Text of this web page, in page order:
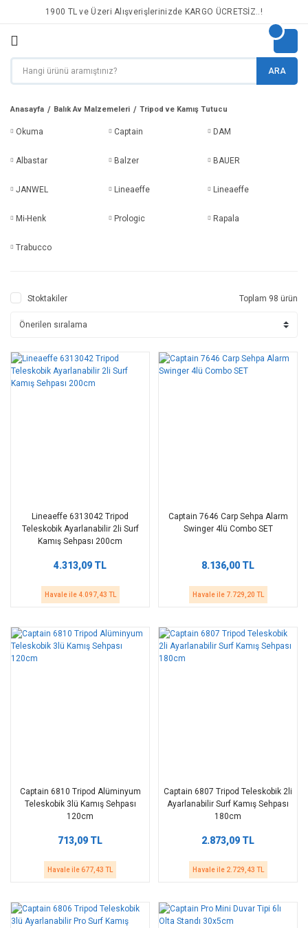
1900 TL ve Üzeri Alışverişlerinizde KARGO ÜCRETSİZ..!
ARA
Anasayfa Balık Av Malzemeleri Tripod ve Kamış Tutucu
Okuma Captain DAM
Albastar Balzer BAUER
JANWEL Lineaeffe Lineaeffe
Mi-Henk Prologic Rapala
Trabucco
Stoktakiler Toplam 98 ürün
Lineaeffe 6313042 Tripod
Teleskobik Ayarlanabilir 2li Surf
Kamış Sehpası 200cm
4.313,09 TL
Havale ile 4.097,43 TL
Captain 7646 Carp Sehpa Alarm
Swinger 4lü Combo SET
8.136,00 TL
Havale ile 7.729,20 TL
Captain 6810 Tripod Alüminyum
Teleskobik 3lü Kamış Sehpası
120cm
713,09 TL
Havale ile 677,43 TL
Captain 6807 Tripod Teleskobik 2li
Ayarlanabilir Surf Kamış Sehpası
180cm
2.873,09 TL
Havale ile 2.729,43 TL